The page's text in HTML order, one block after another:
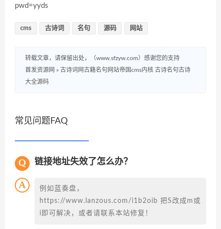
pwd=yyds
cms 古诗词 名句 源码 网站
转载文章，请保留出处，（www.sfzyw.com）感谢您的支持
首发资源网 » 古诗词网古籍名句网站帝国cms内核 古诗名句古诗
大全源码
常见问题FAQ
链接地址失效了怎么办？
例如蓝奏盘，
https://www.lanzous.com/i1b2oib 把S改成m或
i即可解决，或者请联系本站修复！